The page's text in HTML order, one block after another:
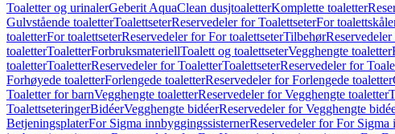
Toaletter og urinalerGeberit AquaClean dusjtoaletterKomplette toaletter
Gulvstående toaletterToalettseterReservedeler for ToalettseterFor
toaletterFor toalettseterReservedeler for For toalettseterTilbehør
toaletterToaletterForbruksmateriellToalett og toalettseterVegghengte toaletter
toaletterToaletterReservedeler for ToaletterToalettseterReservedeler for
Forhøyede toaletterForlengede toaletterReservedeler for Forlengede toaletter
Toaletter for barnVegghengte toaletterReservedeler for Vegghengte toaletter
ToalettseteringerBidéerVegghengte bidéerReservedeler for Vegghengte
BetjeningsplaterFor Sigma innbyggingssisternerReservedeler for For Sigma